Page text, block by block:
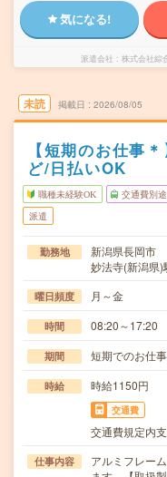
気になる!
派遣会社 株式会社綜
未読 掲載日 2026/08/05
【短期のお仕事
ど/日払いOK
職種未経験OK 交通費別
派遣
勤務地
新潟県長岡市
妙法寺(新潟県
曜日頻度 月～金
時間 08:20～17:20
期間 短期でのお仕事
時給 時給1150円
交通費
交通費規定内
仕事内容
アルミフレー